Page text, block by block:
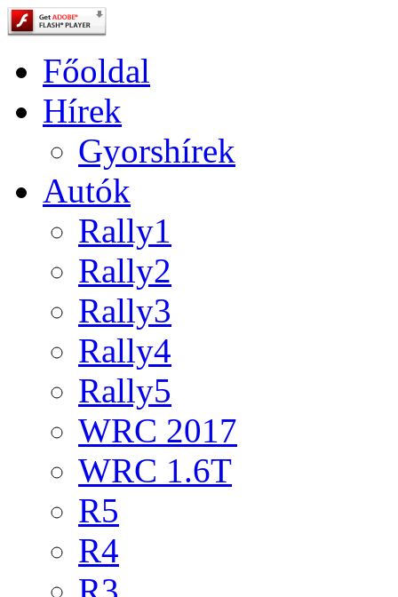
Főoldal
Hírek
Gyorshírek
Autók
Rally1
Rally2
Rally3
Rally4
Rally5
WRC 2017
WRC 1.6T
R5
R4